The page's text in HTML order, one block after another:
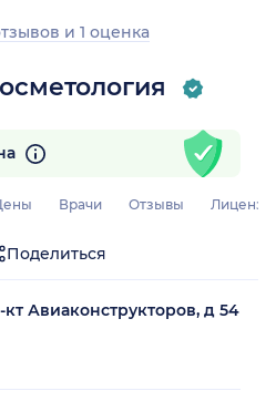
и 1 оценка
Врачи Отзывы
Поделиться
Авиаконструкторов, д 54